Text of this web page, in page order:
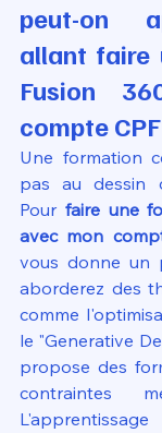
peut-on
allant faire
Fusion
compte
Une formation
pas au dessin
Pour faire une
avec mon
vous donne un
aborderez des
comme
le "Generative
propose des
contraintes